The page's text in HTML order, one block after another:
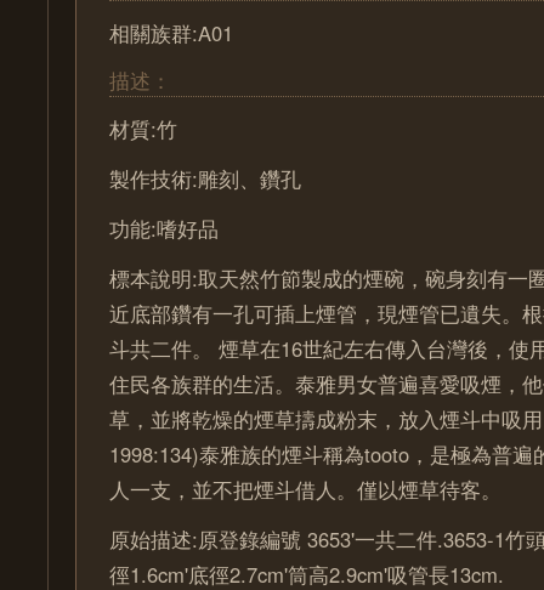
相關族群:A01
描述：
材質:竹
製作技術:雕刻、鑽孔
功能:嗜好品
標本說明:取天然竹節製成的煙碗，碗身刻有一
近底部鑽有一孔可插上煙管，現煙管已遺失。
斗共二件。 煙草在16世紀左右傳入台灣後，使
住民各族群的生活。泰雅男女普遍喜愛吸煙，
草，並將乾燥的煙草擣成粉末，放入煙斗中吸
1998:134)泰雅族的煙斗稱為tooto，是極為普遍
人一支，並不把煙斗借人。僅以煙草待客。
原始描述:原登錄編號 3653'一共二件.3653-1竹
徑1.6cm'底徑2.7cm'筒高2.9cm'吸管長13cm.